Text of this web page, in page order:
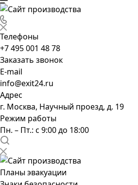
Телефоны
+7 495 001 48 78
Заказать звонок
E-mail
info@exit24.ru
Адрес
г. Москва, Научный проезд, д. 19
Режим работы
Пн. – Пт.: с 9:00 до 18:00
Планы эвакуации